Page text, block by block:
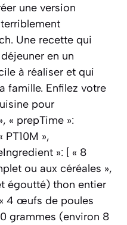
une version
Une recette qui
en un
à réaliser et qui
famille. Enfilez votre
pour
« prepTime »:
PT10M »,
»: [ « 8
ou aux céréales »,
égoutté) thon entier
4 œufs de poules
grammes (environ 8